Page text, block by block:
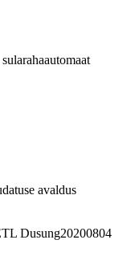
avaldus
Dusung20200804